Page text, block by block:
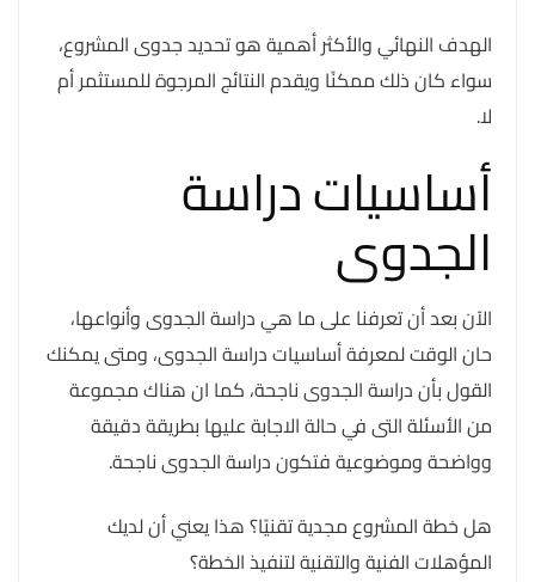
الهدف النهائي والأكثر أهمية هو تحديد جدوى المشروع،
سواء كان ذلك ممكنًا ويقدم النتائج المرجوة للمستثمر أم
لا.
أساسيات دراسة
الجدوى
الآن بعد أن تعرفنا على ما هي دراسة الجدوى وأنواعها،
حان الوقت لمعرفة أساسيات دراسة الجدوى، ومتى يمكنك
القول بأن دراسة الجدوى ناجحة، كما ان هناك مجموعة
من الأسئلة التى في حالة الاجابة عليها بطريقة دقيقة
وواضحة وموضوعية فتكون دراسة الجدوى ناجحة.
هل خطة المشروع مجدية تقنيًا؟ هذا يعني أن لديك
المؤهلات الفنية والتقنية لتنفيذ الخطة؟